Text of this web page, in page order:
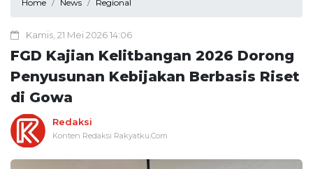
Home News Regional
Kamis, 21 Mei 2026 14:06
FGD Kajian Kelitbangan 2026 Dorong
Penyusunan Kebijakan Berbasis Riset
di Gowa
Redaksi
Konten Redaksi Rakyatku.Com